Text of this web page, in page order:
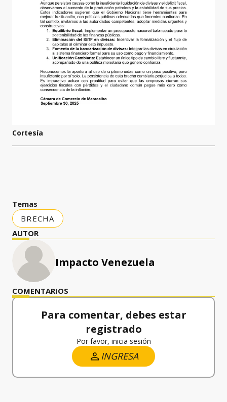
Cortesía
Temas
BRECHA
AUTOR
Impacto Venezuela
COMENTARIOS
Para comentar, debes estar
registrado
Por favor, inicia sesión
INGRESA